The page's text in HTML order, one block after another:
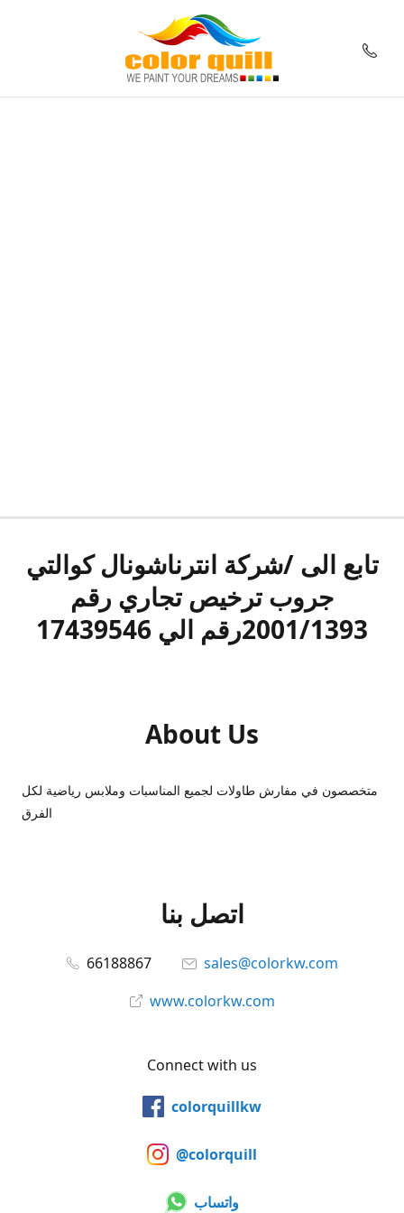
تابع الى /شركة انترناشونال كوالتي
جروب ترخيص تجاري رقم
2001/1393رقم الي 17439546
About Us
متخصصون في مفارش طاولات لجميع المناسبات وملابس رياضية لكل
الفرق
اتصل بنا
66188867
sales@colorkw.com
www.colorkw.com
Connect with us
colorquillkw
@colorquill
واتساب